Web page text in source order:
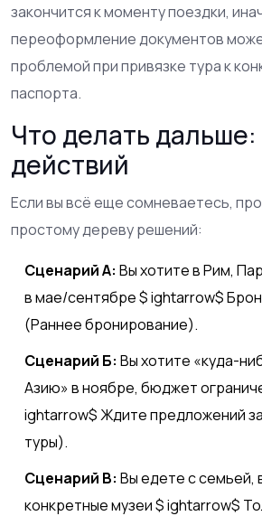
закончится к моменту поездки,
переоформление документов
проблемой при привязке тура к
паспорта.
Что делать
действий
Если вы всё еще сомневаетесь,
простому дереву решений:
Сценарий А: Вы хотите в Рим,
в мае/сентябре $ ightarrow$
(Раннее бронирование).
Сценарий Б: Вы хотите «куда-
Азию» в ноябре, бюджет
ightarrow$ Ждите предложений
туры).
Сценарий В: Вы едете с семьей,
конкретные музеи $ ightarrow$